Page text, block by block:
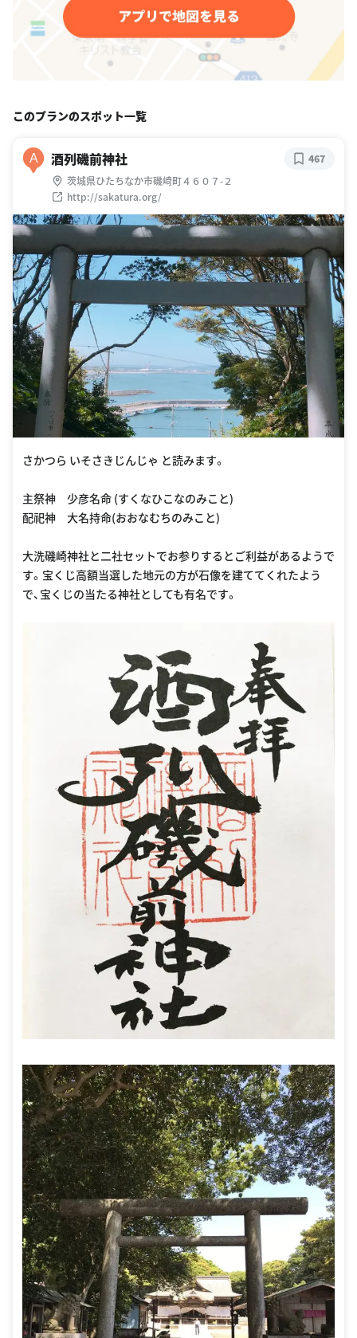
このプランのスポット一覧
A 酒列磯前神社
茨城県ひたちなか市磯崎町４６０７-２
http://sakatura.org/
467
さかつら いそさきじんじゃ と読みます。
主祭神 少彦名命 (すくなひこなのみこと)
配祀神 大名持命(おおなむちのみこと)
大洗磯崎神社と二社セットでお参りするとご利益があるようで
す。宝くじ高額当選した地元の方が石像を建ててくれたよう
で、宝くじの当たる神社としても有名です。